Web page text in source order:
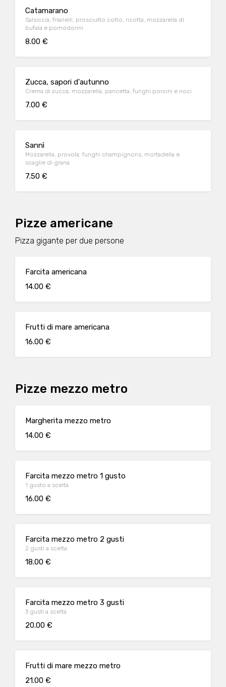
Catamarano
Salsiccia, friarielli, prosciutto cotto, ricotta, mozzarella di
bufala e pomodorini
8.00 €
Zucca, sapori d'autunno
Crema di zucca, mozzarella, pancetta, funghi porcini e noci
7.00 €
Sannì
Mozzarella, provola, funghi champignons, mortadella e
scaglie di grana
7.50 €
Pizze americane
Pizza gigante per due persone
Farcita americana
14.00 €
Frutti di mare americana
16.00 €
Pizze mezzo metro
Margherita mezzo metro
14.00 €
Farcita mezzo metro 1 gusto
1 gusto a scelta
16.00 €
Farcita mezzo metro 2 gusti
2 gusti a scelta
18.00 €
Farcita mezzo metro 3 gusti
3 gusti a scelta
20.00 €
Frutti di mare mezzo metro
21.00 €